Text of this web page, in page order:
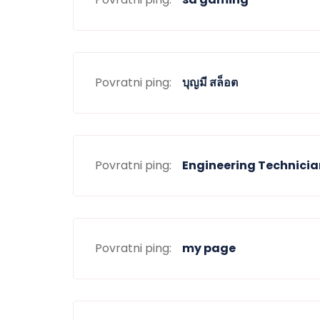
Povratni ping: บุญมี สล็อต
Povratni ping: Engineering
Povratni ping: my page